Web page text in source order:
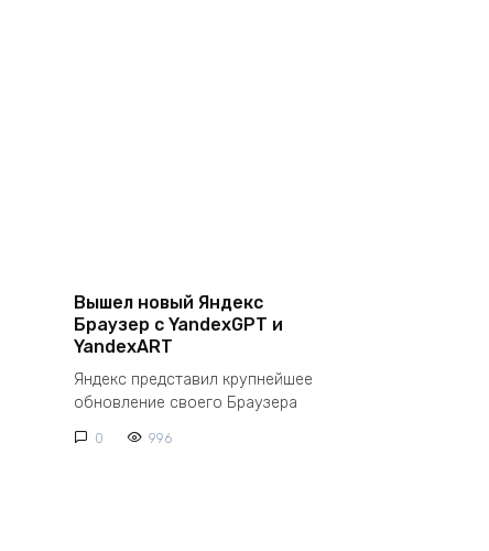
Вышел новый Яндекс
Браузер с YandexGPT и
YandexART
Яндекс представил крупнейшее
обновление своего Браузера
0 996